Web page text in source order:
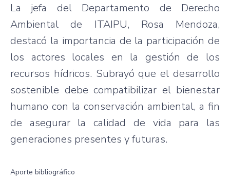
La jefa del Departamento de Derecho
Ambiental de ITAIPU, Rosa Mendoza,
destacó la importancia de la participación de
los actores locales en la gestión de los
recursos hídricos. Subrayó que el desarrollo
sostenible debe compatibilizar el bienestar
humano con la conservación ambiental, a fin
de asegurar la calidad de vida para las
generaciones presentes y futuras.
Aporte bibliográfico